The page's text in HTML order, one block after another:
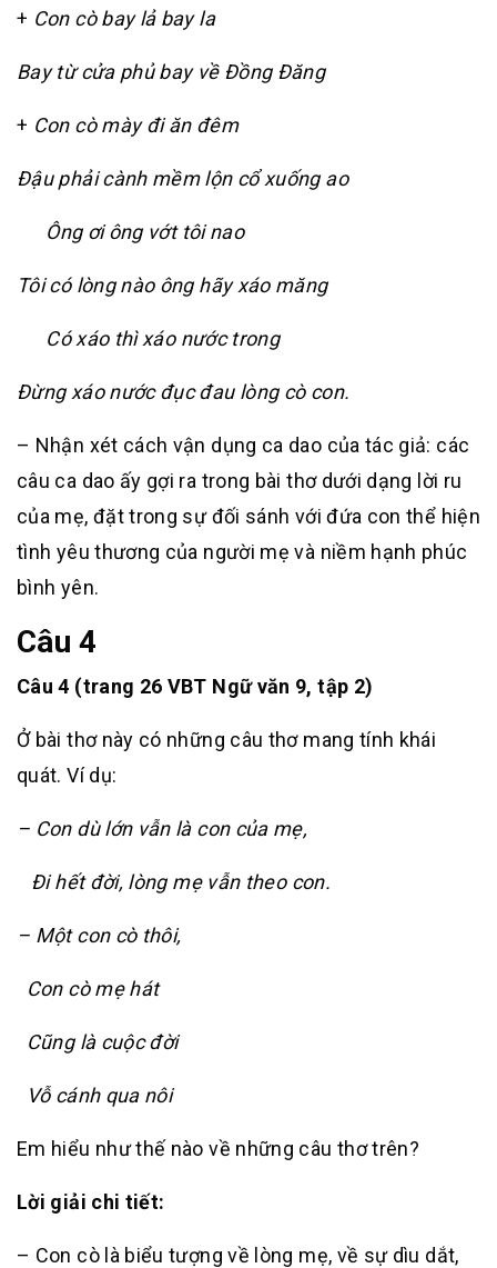
+ Con cò bay lả bay la
Bay từ cửa phủ bay về Đồng Đăng
+ Con cò mày đi ăn đêm
Đậu phải cành mềm lộn cổ xuống ao
Ông ơi ông vớt tôi nao
Tôi có lòng nào ông hãy xáo măng
Có xáo thì xáo nước trong
Đừng xáo nước đục đau lòng cò con.
– Nhận xét cách vận dụng ca dao của tác giả: các
câu ca dao ấy gợi ra trong bài thơ dưới dạng lời ru
của mẹ, đặt trong sự đối sánh với đứa con thể hiện
tình yêu thương của người mẹ và niềm hạnh phúc
bình yên.
Câu 4
Câu 4 (trang 26 VBT Ngữ văn 9, tập 2)
Ở bài thơ này có những câu thơ mang tính khái
quát. Ví dụ:
– Con dù lớn vẫn là con của mẹ,
Đi hết đời, lòng mẹ vẫn theo con.
– Một con cò thôi,
Con cò mẹ hát
Cũng là cuộc đời
Vỗ cánh qua nôi
Em hiểu như thế nào về những câu thơ trên?
Lời giải chi tiết:
– Con cò là biểu tượng về lòng mẹ, về sự dìu dắt,